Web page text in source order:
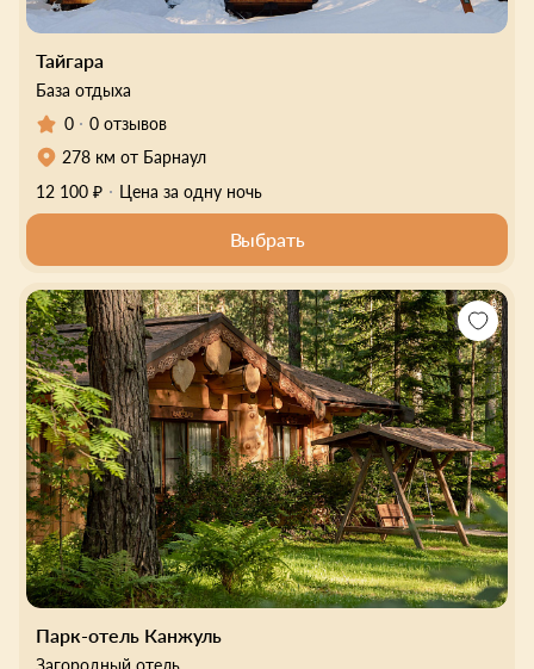
Тайгара
База отдыха
0
0 отзывов
278 км от Барнаул
12 100 ₽
Цена за одну ночь
Выбрать
Парк-отель Канжуль